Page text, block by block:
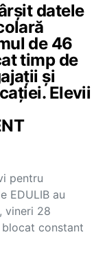
datele
de 46
timp de
și
Elevii
pentru
EDULIB au
vineri 28
constant